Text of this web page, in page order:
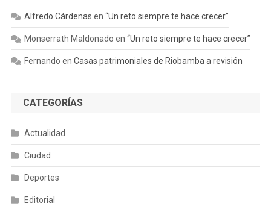
Alfredo Cárdenas en “Un reto siempre te hace crecer”
Monserrath Maldonado en “Un reto siempre te hace crecer”
Fernando en Casas patrimoniales de Riobamba a revisión
CATEGORÍAS
Actualidad
Ciudad
Deportes
Editorial